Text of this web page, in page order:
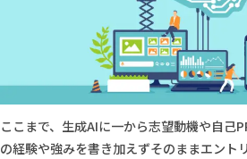
ここまで、生成AIに一から志望動機や自己
の経験や強みを書き加えずそのままエント